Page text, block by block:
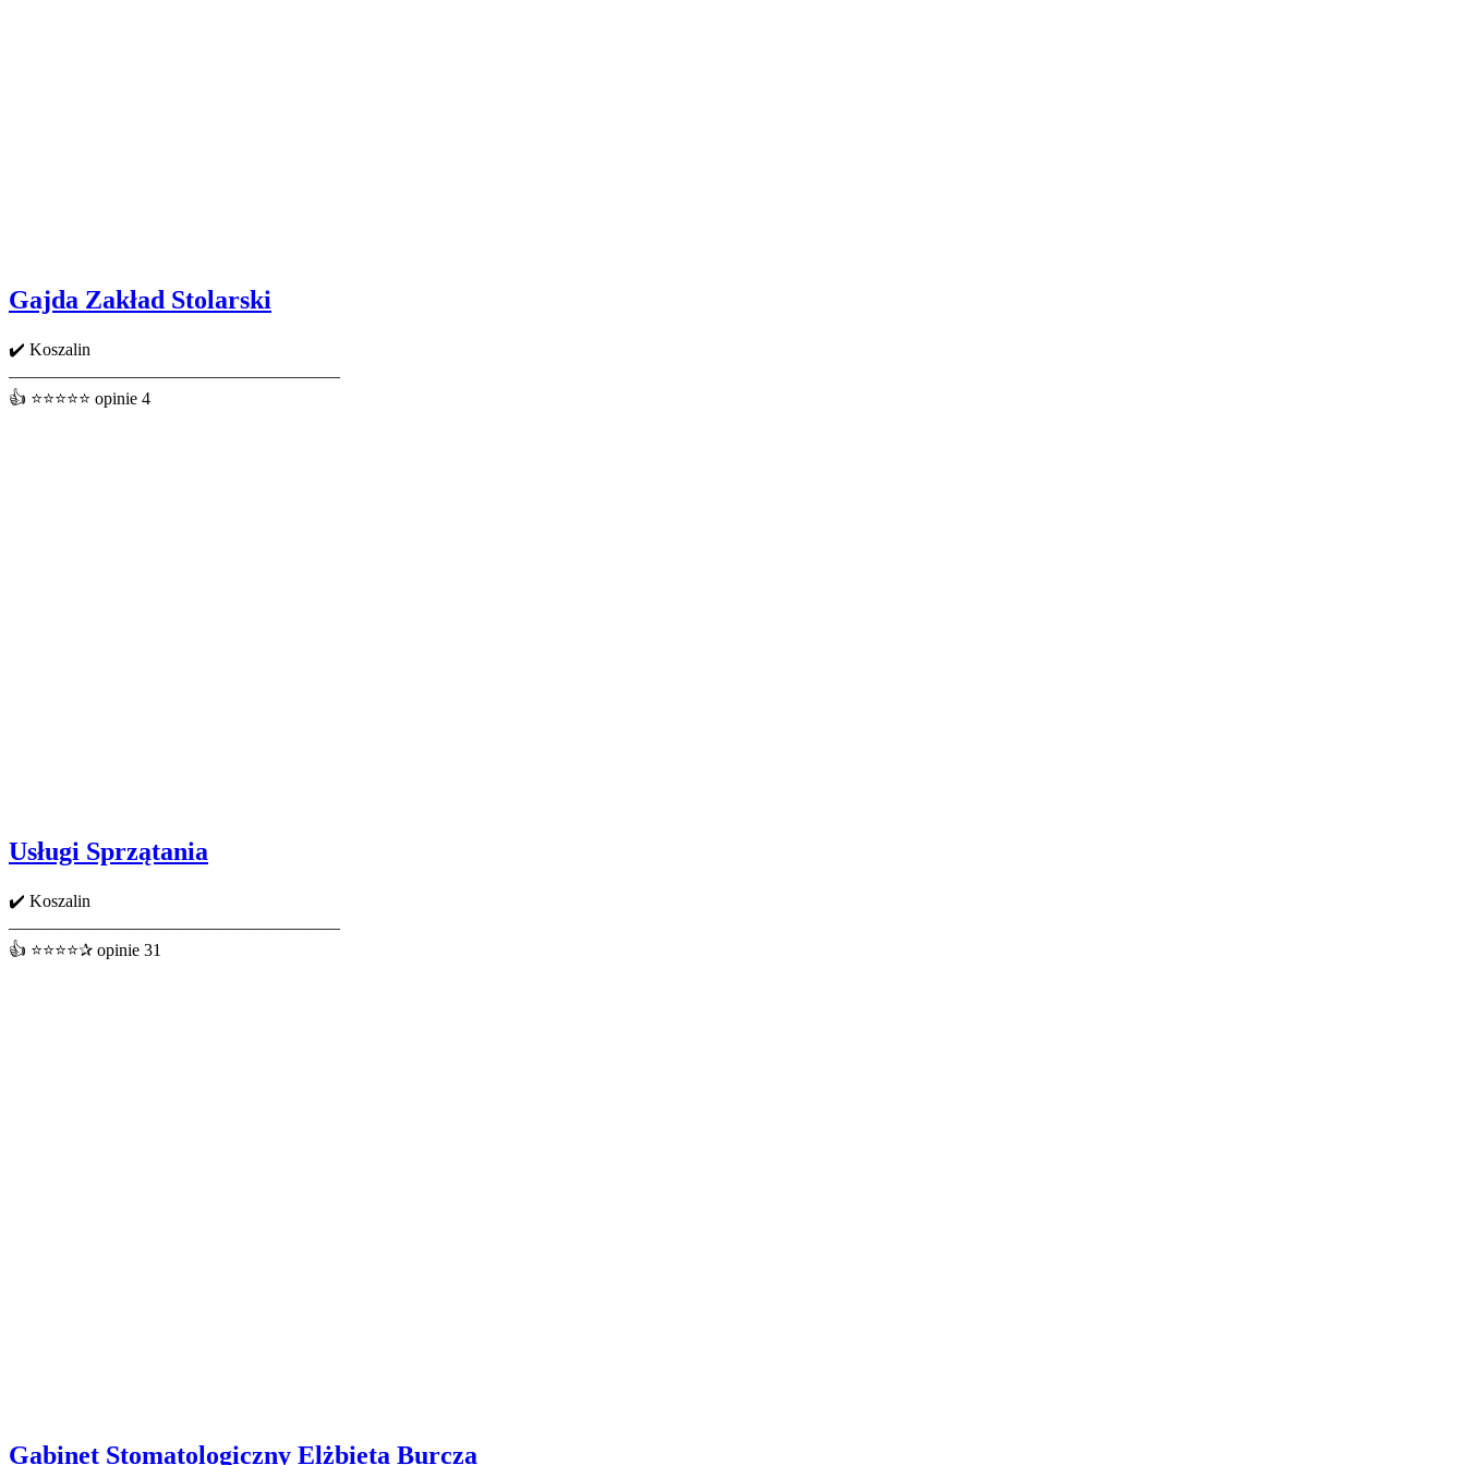
Gajda Zakład Stolarski
✔️ Koszalin
———————————————————
👍 ⭐⭐⭐⭐⭐ opinie 4
Usługi Sprzątania
✔️ Koszalin
———————————————————
👍 ⭐⭐⭐⭐✰ opinie 31
Gabinet Stomatologiczny Elżbieta Burcza